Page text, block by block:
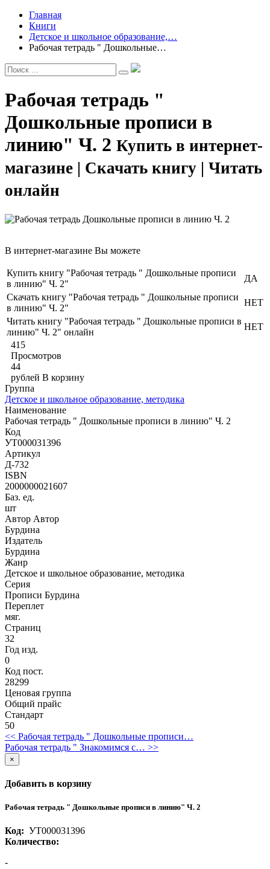
Главная
Книги
Детское и школьное образование,…
Рабочая тетрадь " Дошкольные…
Рабочая тетрадь "
Дошкольные прописи в
линию" Ч. 2 Купить в интернет-
магазине | Скачать книгу | Читать
онлайн
В интернет-магазине Вы можете
Купить книгу "Рабочая тетрадь " Дошкольные прописи
в линию" Ч. 2"
ДА
Скачать книгу "Рабочая тетрадь " Дошкольные прописи
в линию" Ч. 2"
НЕТ
Читать книгу "Рабочая тетрадь " Дошкольные прописи в
линию" Ч. 2" онлайн
НЕТ
415
Просмотров
44
рублей В корзину
Группа
Детское и школьное образование, методика
Наименование
Рабочая тетрадь " Дошкольные прописи в линию" Ч. 2
Код
УТ000031396
Артикул
Д-732
ISBN
2000000021607
Баз. ед.
шт
Автор Автор
Бурдина
Издатель
Бурдина
Жанр
Детское и школьное образование, методика
Серия
Прописи Бурдина
Переплет
мяг.
Страниц
32
Год изд.
0
Код пост.
28299
Ценовая группа
Общий прайс
Стандарт
50
<< Рабочая тетрадь " Дошкольные прописи…
Рабочая тетрадь " Знакомимся с… >>
×
Добавить в корзину
Рабочая тетрадь " Дошкольные прописи в линию" Ч. 2
Код: УТ000031396
Количество:
-